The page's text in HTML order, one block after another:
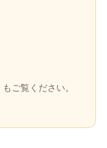
もご覧ください。